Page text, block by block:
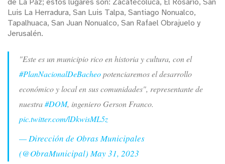
de La Paz; estos lugares son: Zacatecoluca, El Rosario, San
Luis La Herradura, San Luis Talpa, Santiago Nonualco,
Tapalhuaca, San Juan Nonualco, San Rafael Obrajuelo y
Jerusalén.
"Este es un municipio rico en historia y cultura, con el
#PlanNacionalDeBacheopotenciaremos el desarrollo
económico y local en sus comunidades", representante de
nuestra#DOM, ingeniero Gerson Franco.
pic.twitter.com/lDkwisML5z
— Dirección de Obras Municipales
(@ObraMunicipal)May 31, 2023